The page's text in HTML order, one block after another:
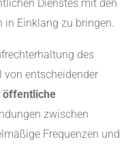
Dienstes mit den
Einklang zu bringen.
des
entscheidender
öffentliche
zwischen
Frequenzen und